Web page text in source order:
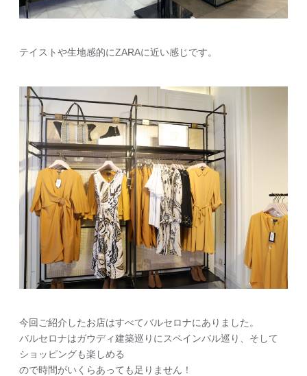
テイストや生地感的にZARAに近い感じです。
今回ご紹介したお店はすべてバルセロナにありました。
バルセロナはガウディ建築巡りにスペインバル巡り、そして
ショッピングも楽しめる
ので時間がいくらあっても足りません！